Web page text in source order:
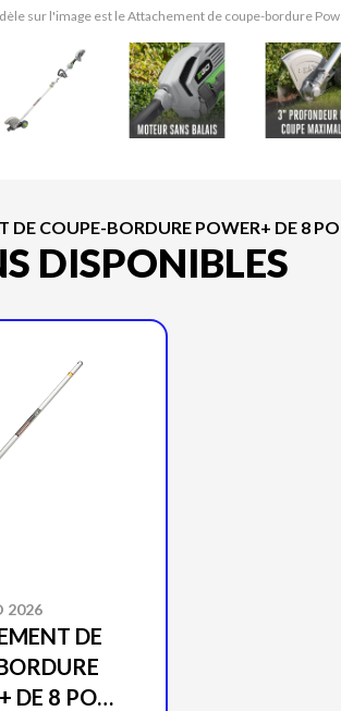
sur l'image est le Attachement de coupe-bordure
DE COUPE-BORDURE POWER+ DE 8
DISPONIBLES
2026
DE
DE 8 PO